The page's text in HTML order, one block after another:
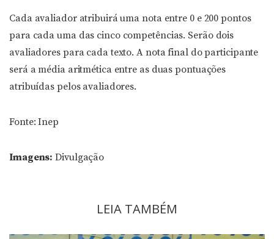
Cada avaliador atribuirá uma nota entre 0 e 200 pontos
para cada uma das cinco competências. Serão dois
avaliadores para cada texto. A nota final do participante
será a média aritmética entre as duas pontuações
atribuídas pelos avaliadores.
Fonte: Inep
Imagens: Divulgação
LEIA TAMBÉM